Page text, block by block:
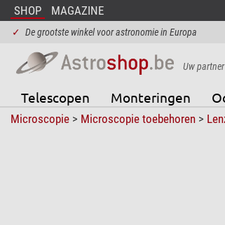
SHOP MAGAZINE
✓ De grootste winkel voor astronomie in Europa
Uw
Telescopen Monteringen
Microscopie> Microscopie toebehoren>